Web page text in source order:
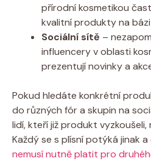
přírodní kosmetikou
kvalitní produkty na
Sociální sítě –
influencery v oblasti
prezentují novinky a
Pokud hledáte konkrétní
do různých fór a skupin na
lidí, kteří již produkt
Každý se s plísní potýká jinak
nemusí nutně platit pro